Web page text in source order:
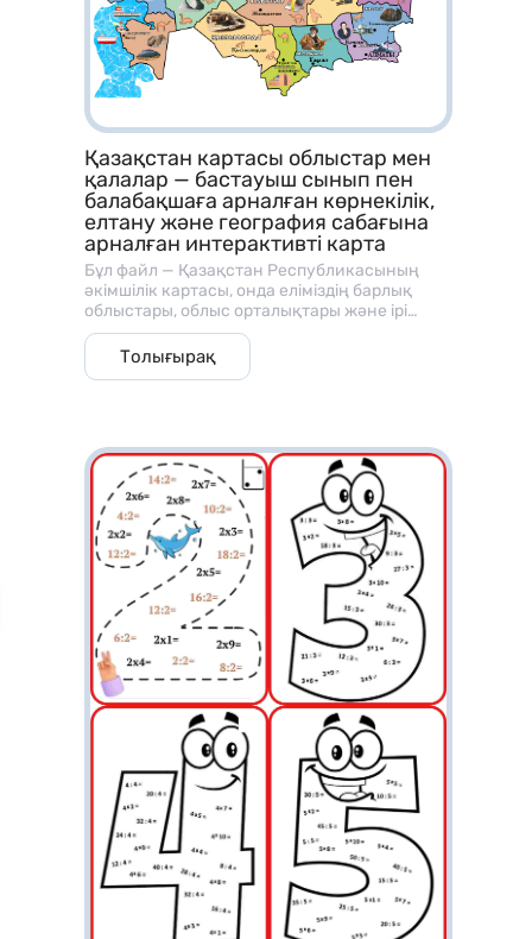
Қазақстан картасы облыстар мен
қалалар — бастауыш сынып пен
балабақшаға арналған көрнекілік,
елтану және география сабағына
арналған интерактивті карта
Бұл файл — Қазақстан Республикасының
әкімшілік картасы, онда еліміздің барлық
облыстары, облыс орталықтары және ірі
қалалары нақты, көрнекі және балаларға
түсінікті форматта бейнеленген. ⸻ 🎯
Мақсаты: • Балалар мен оқушыларға
сүйіспеншілікті арттыру; • Баланың
кеңістіктік ойлау, есте сақтау және картадан
бағдар табу дағдыларын дамыту. ⸻ 🧩
Құрамында: • Қазақстанның толық картасы
🌍 • Облыстардың атаулары және шекаралық
сызықтары • Әр облыстың орталығы мен ірі
қалалары белгіленген • Көрнекілік ретінде
қолдануға арналған жоғары сапалы баспа
үлгісі (PDF формат)
Толығырақ